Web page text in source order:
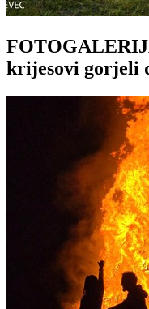
krijesovi gorjeli